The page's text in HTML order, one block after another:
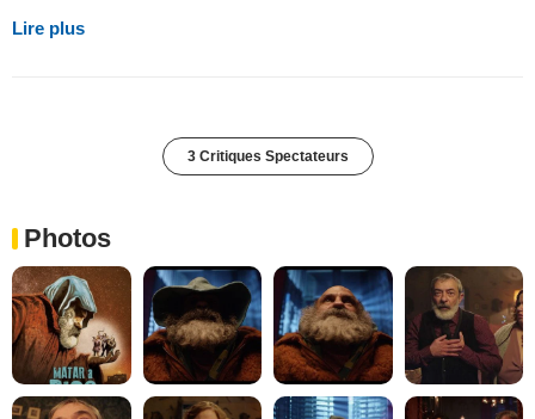
Lire plus
3 Critiques Spectateurs
Photos